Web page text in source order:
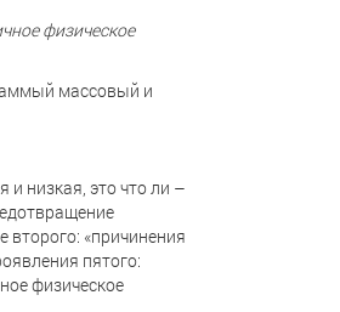
физическое
массовый и
и низкая, это что ли –
второго: «причинения
пятого:
физическое